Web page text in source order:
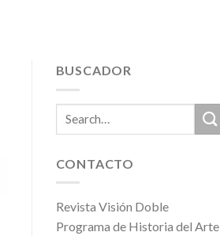
BUSCADOR
CONTACTO
Revista Visión Doble
Programa de Historia del Arte